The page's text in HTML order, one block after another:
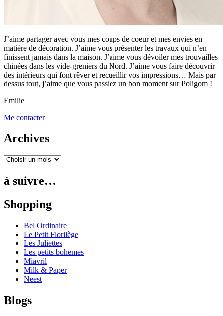
J’aime partager avec vous mes coups de coeur et mes envies en
matière de décoration. J’aime vous présenter les travaux qui n’en
finissent jamais dans la maison. J’aime vous dévoiler mes trouvailles
chinées dans les vide-greniers du Nord. J’aime vous faire découvrir
des intérieurs qui font rêver et recueillir vos impressions… Mais par
dessus tout, j’aime que vous passiez un bon moment sur Poligom !
Emilie
Me contacter
Archives
à suivre…
Shopping
Bel Ordinaire
Le Petit Florilège
Les Juliettes
Les petits bohemes
Miavril
Milk & Paper
Neest
Blogs